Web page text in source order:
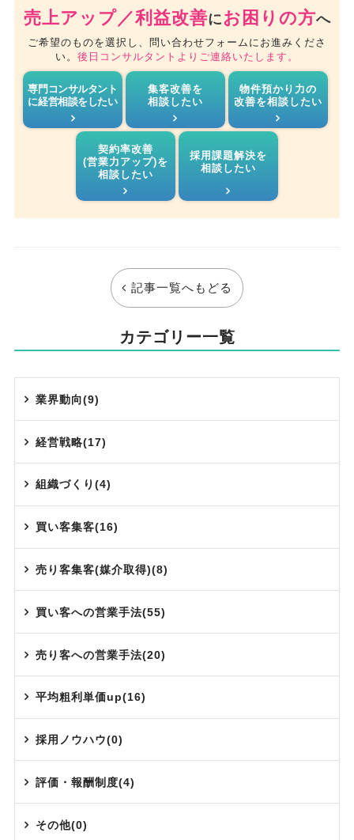
売上アップ／利益改善にお困りの方へ
ご希望のものを選択し、問い合わせフォームにお進みくださ
い。 後日コンサルタントよりご連絡いたします。
専門コンサルタント
に経営相談をしたい
集客改善を
相談したい
物件預かり力の
改善を相談したい
契約率改善
(営業力アップ)を
相談したい
採用課題解決を
相談したい
記事一覧へもどる
カテゴリー一覧
業界動向(9)
経営戦略(17)
組織づくり(4)
買い客集客(16)
売り客集客(媒介取得)(8)
買い客への営業手法(55)
売り客への営業手法(20)
平均粗利単価up(16)
採用ノウハウ(0)
評価・報酬制度(4)
その他(0)